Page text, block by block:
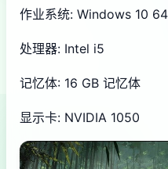
作业系统: Windows 10
处理器: Intel i5
记忆体: 16 GB 记忆体
显示卡: NVIDIA 1050